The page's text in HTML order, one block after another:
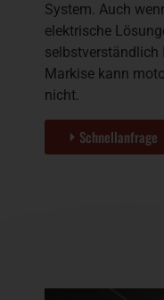
System. Auch
elektrische
selbstverständlich
Markise kann
nicht.
Schnellanfrage